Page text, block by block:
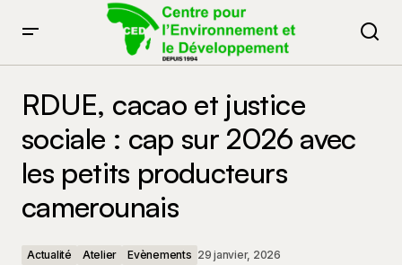
RDUE, cacao et justice
sociale : cap sur 2026 avec
les petits producteurs
camerounais
Actualité Atelier Evènements 29 janvier, 2026